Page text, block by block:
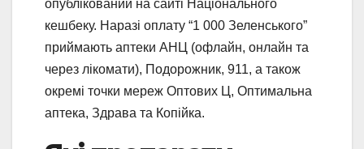
опублікований на сайті Національного
кешбеку. Наразі оплату “1 000 Зеленського”
приймають аптеки АНЦ (офлайн, онлайн та
через лікомати), Подорожник, 911, а також
окремі точки мереж Оптових Ц, Оптимальна
аптека, Здрава та Копійка.